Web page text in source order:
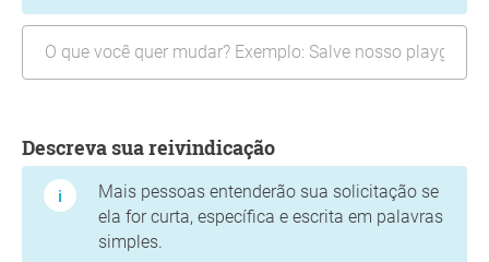
Descreva sua reivindicação
Mais pessoas entenderão sua solicitação se
ela for curta, específica e escrita em palavras
simples.